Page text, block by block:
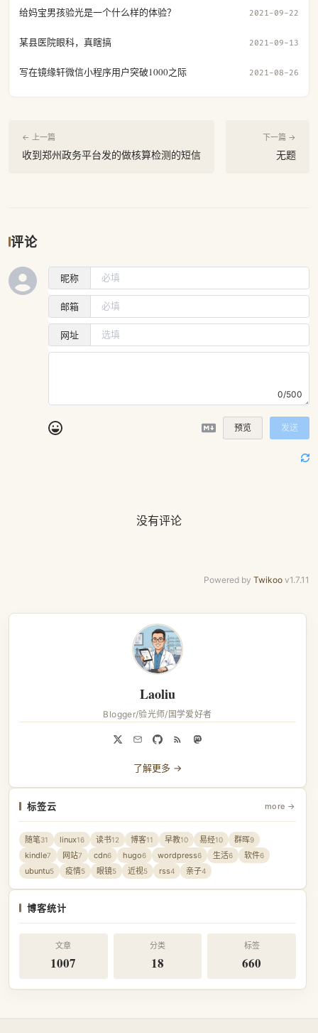
给妈宝男孩验光是一个什么样的体验？ 2021-09-22
某县医院眼科，真瞎搞 2021-09-13
写在镜缘轩微信小程序用户突破1000之际 2021-08-26
← 上一篇
收到郑州政务平台发的做核算检测的短信
下一篇 →
无题
评论
昵称
邮箱
网址
0/500
预览 发送
没有评论
Powered by Twikoo v1.7.11
Laoliu
Blogger/验光师/国学爱好者
了解更多 →
标签云 more →
随笔31 linux16 读书12 博客11 早教10 易经10 群晖9
kindle7 网站7 cdn6 hugo6 wordpress6 生活6 软件6
ubuntu5 疫情5 眼镜5 近视5 rss4 亲子4
博客统计
文章
1007
分类
18
标签
660